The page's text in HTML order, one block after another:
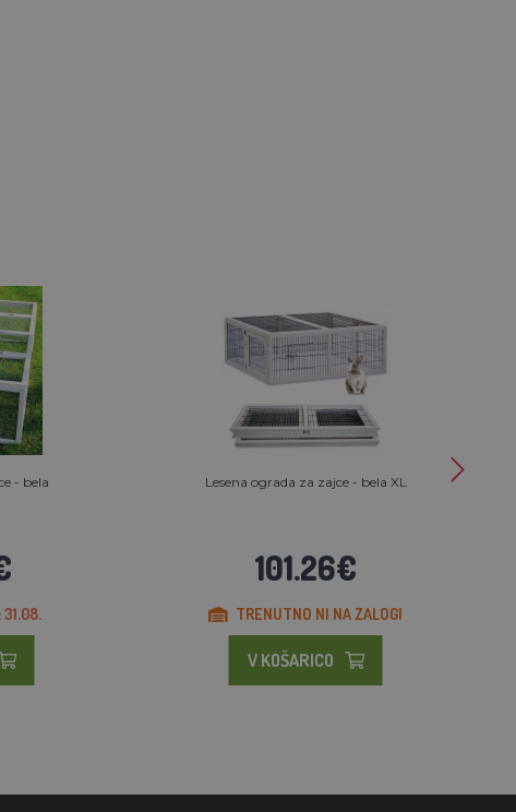
- bela
31.08.
Lesena ograda za zajce - bela XL
101.26€
TRENUTNO NI NA ZALOGI
V KOŠARICO